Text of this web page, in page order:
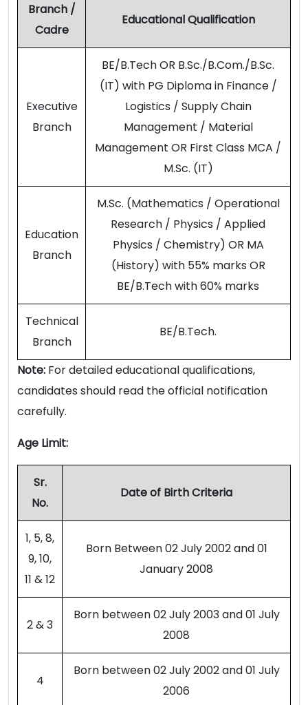
Branch /
Cadre
Educational Qualification
Executive
Branch
BE/B.Tech OR B.Sc./B.Com./B.Sc.
(IT) with PG Diploma in Finance /
Logistics / Supply Chain
Management / Material
Management OR First Class MCA /
M.Sc. (IT)
Education
Branch
M.Sc. (Mathematics / Operational
Research / Physics / Applied
Physics / Chemistry) OR MA
(History) with 55% marks OR
BE/B.Tech with 60% marks
Technical
Branch
BE/B.Tech.
Note: For detailed educational qualifications,
candidates should read the official notification
carefully.
Age Limit:
Sr.
No.
Date of Birth Criteria
1, 5, 8,
9, 10,
11 & 12
Born Between 02 July 2002 and 01
January 2008
2 & 3
Born between 02 July 2003 and 01 July
2008
4
Born between 02 July 2002 and 01 July
2006